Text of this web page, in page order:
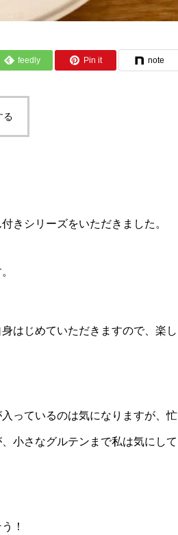
feedly Pin it note
る
きシリーズをいただきました。
はじめていただきますので、楽し
っているのは気になりますが、忙
小さなグルテンまで私は気にして
！